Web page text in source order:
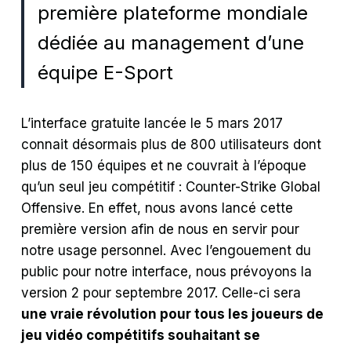
première plateforme mondiale
dédiée au management d’une
équipe E-Sport
L’interface gratuite lancée le 5 mars 2017
connait désormais plus de 800 utilisateurs dont
plus de 150 équipes et ne couvrait à l’époque
qu’un seul jeu compétitif : Counter-Strike Global
Offensive. En effet, nous avons lancé cette
première version afin de nous en servir pour
notre usage personnel. Avec l’engouement du
public pour notre interface, nous prévoyons la
version 2 pour septembre 2017. Celle-ci sera
une vraie révolution pour tous les joueurs de
jeu vidéo compétitifs souhaitant se